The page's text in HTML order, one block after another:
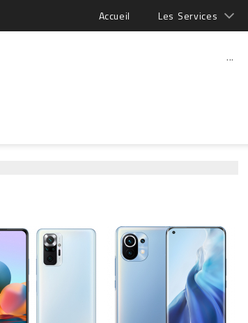
Accueil Les Services
...